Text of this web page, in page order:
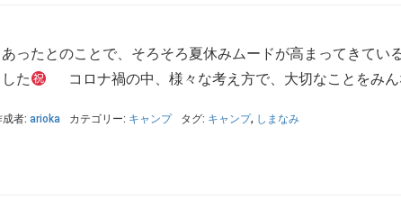
あったとのことで、そろそろ夏休みムードが高まってき
た
コロナ禍の中、様々な考え方で、大切なことをみ
成者: arioka カテゴリー: キャンプ タグ: キャンプ, しまなみ